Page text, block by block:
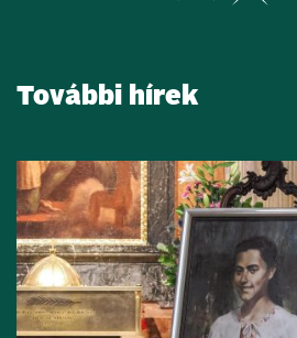
További hírek